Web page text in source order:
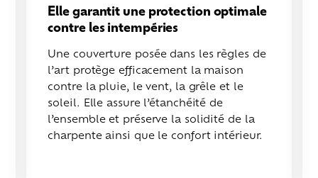
Elle garantit une protection optimale
contre les intempéries
Une couverture posée dans les règles de
l’art protège efficacement la maison
contre la pluie, le vent, la grêle et le
soleil. Elle assure l’étanchéité de
l’ensemble et préserve la solidité de la
charpente ainsi que le confort intérieur.